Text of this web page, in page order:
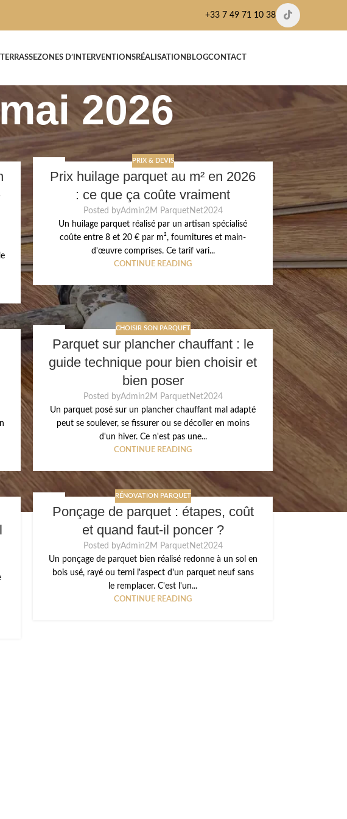
+33 7 49 71 10 38
ZONES D’INTERVENTIONSRÉALISATION BLOGCONTACT
2026
MAI
PRIX & DEVIS
Prix huilage parquet au m² en 2026
: ce que ça coûte vraiment
Posted byAdmin2M ParquetNet2024
Un huilage parquet réalisé par un artisan spécialisé
coûte entre 8 et 20 € par m², fournitures et main-
d'œuvre comprises. Ce tarif vari...
CONTINUE READING
MAI
CHOISIR SON PARQUET
Parquet sur plancher chauffant : le
guide technique pour bien choisir et
bien poser
Posted byAdmin2M ParquetNet2024
Un parquet posé sur un plancher chauffant mal adapté
peut se soulever, se fissurer ou se décoller en moins
d'un hiver. Ce n'est pas une...
CONTINUE READING
MAI
RÉNOVATION PARQUET
Ponçage de parquet : étapes, coût
et quand faut-il poncer ?
Posted byAdmin2M ParquetNet2024
Un ponçage de parquet bien réalisé redonne à un sol en
bois usé, rayé ou terni l'aspect d'un parquet neuf sans
le remplacer. C'est l'un...
CONTINUE READING